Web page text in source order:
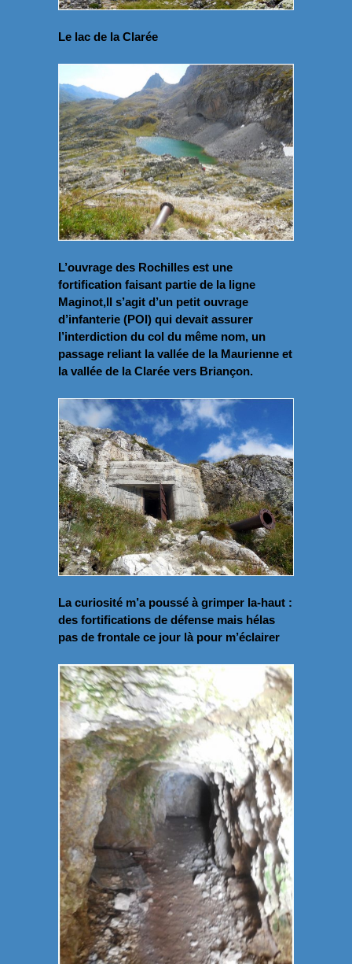
Le lac de la Clarée
L’ouvrage des Rochilles est une
fortification faisant partie de la ligne
Maginot,Il s’agit d’un petit ouvrage
d’infanterie (POI) qui devait assurer
l’interdiction du col du même nom, un
passage reliant la vallée de la Maurienne et
la vallée de la Clarée vers Briançon.
La curiosité m’a poussé à grimper la-haut :
des fortifications de défense mais hélas
pas de frontale ce jour là pour m’éclairer